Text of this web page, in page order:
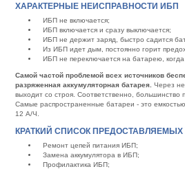
ХАРАКТЕРНЫЕ НЕИСПРАВНОСТИ ИБП
ИБП не включается;
ИБП включается и сразу выключается;
ИБП не держит заряд, быстро садится
Из ИБП идет дым, постоянно горит
ИБП не переключается на батарею,
Самой частой проблемой всех источников
разряженная аккумуляторная батарея. Через
выходит со строя. Соответственно,
Самые распространенные батареи - это
12 А/Ч.
КРАТКИЙ СПИСОК ПРЕДОСТАВЛЯЕМЫХ
Ремонт цепей питания ИБП;
Замена аккумулятора в ИБП;
Профилактика ИБП;